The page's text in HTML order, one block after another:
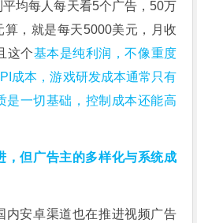
均每人每天看5个广告，50万
，就是每天5000美元，月收
这个基本是纯利润，不像重度
成本，游戏研发成本通常只有
一切基础，控制成本还能高
，但广告主的多样化与系统成
内安卓渠道也在推进视频广告